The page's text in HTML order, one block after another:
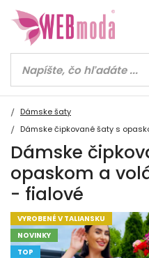
Dámske šaty
Dámske čipkované šaty s
Dámske
opaskom a
- fialové
VYROBENÉ V TALIANSKU
NOVINKY
TOP